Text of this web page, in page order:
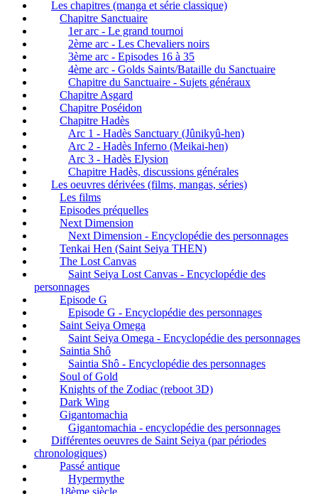
Les chapitres (manga et série classique)
Chapitre Sanctuaire
1er arc - Le grand tournoi
2ème arc - Les Chevaliers noirs
3ème arc - Episodes 16 à 35
4ème arc - Golds Saints/Bataille du Sanctuaire
Chapitre du Sanctuaire - Sujets généraux
Chapitre Asgard
Chapitre Poséidon
Chapitre Hadès
Arc 1 - Hadès Sanctuary (Jûnikyû-hen)
Arc 2 - Hadès Inferno (Meikai-hen)
Arc 3 - Hadès Elysion
Chapitre Hadès, discussions générales
Les oeuvres dérivées (films, mangas, séries)
Les films
Episodes préquelles
Next Dimension
Next Dimension - Encyclopédie des personnages
Tenkai Hen (Saint Seiya THEN)
The Lost Canvas
Saint Seiya Lost Canvas - Encyclopédie des
personnages
Episode G
Episode G - Encyclopédie des personnages
Saint Seiya Omega
Saint Seiya Omega - Encyclopédie des personnages
Saintia Shô
Saintia Shô - Encyclopédie des personnages
Soul of Gold
Knights of the Zodiac (reboot 3D)
Dark Wing
Gigantomachia
Gigantomachia - encyclopédie des personnages
Différentes oeuvres de Saint Seiya (par périodes
chronologiques)
Passé antique
Hypermythe
18ème siècle